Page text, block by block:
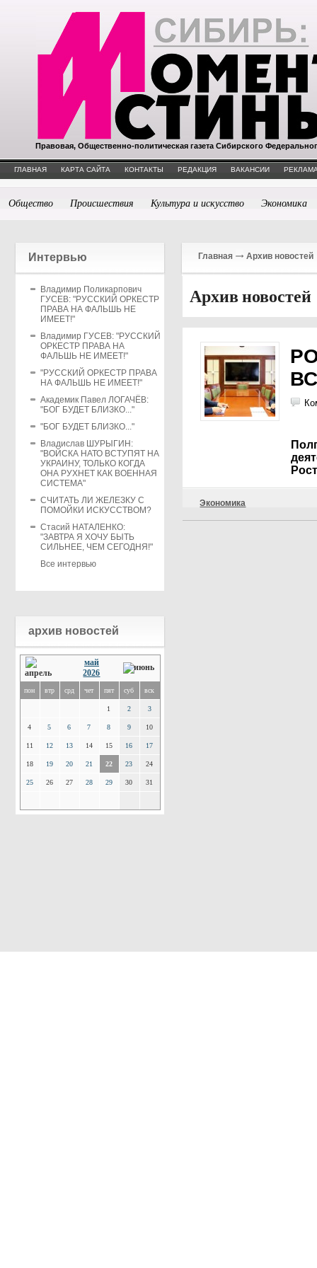
Правовая, Общественно-политическая газета Сибирского
ГЛАВНАЯ КАРТА САЙТА КОНТАКТЫ РЕДАКЦИЯ ВАКАНСИИ
Общество Происшествия Культура и искусство Экономика
Интервью
Владимир Поликарпович
ГУСЕВ: "РУССКИЙ ОРКЕСТР
ПРАВА НА ФАЛЬШЬ НЕ
ИМЕЕТ!"
Владимир ГУСЕВ: "РУССКИЙ
ОРКЕСТР ПРАВА НА
ФАЛЬШЬ НЕ ИМЕЕТ!"
"РУССКИЙ ОРКЕСТР ПРАВА
НА ФАЛЬШЬ НЕ ИМЕЕТ!"
Академик Павел ЛОГАЧЁВ:
"БОГ БУДЕТ БЛИЗКО..."
"БОГ БУДЕТ БЛИЗКО..."
Владислав ШУРЫГИН:
"ВОЙСКА НАТО ВСТУПЯТ НА
УКРАИНУ, ТОЛЬКО КОГДА
ОНА РУХНЕТ КАК ВОЕННАЯ
СИСТЕМА"
СЧИТАТЬ ЛИ ЖЕЛЕЗКУ С
ПОМОЙКИ ИСКУССТВОМ?
Стасий НАТАЛЕНКО:
"ЗАВТРА Я ХОЧУ БЫТЬ
СИЛЬНЕЕ, ЧЕМ СЕГОДНЯ!"
Все интервью
архив новостей
май
2026
пон втр срд чет пят суб вск
1 2 3
4 5 6 7 8 9 10
11 12 13 14 15 16 17
18 19 20 21 22 23 24
25 26 27 28 29 30 31
Главная Архив новостей
Архив новостей
Экономика